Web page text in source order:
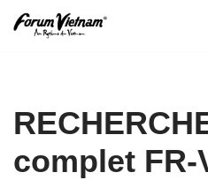
complet FR-